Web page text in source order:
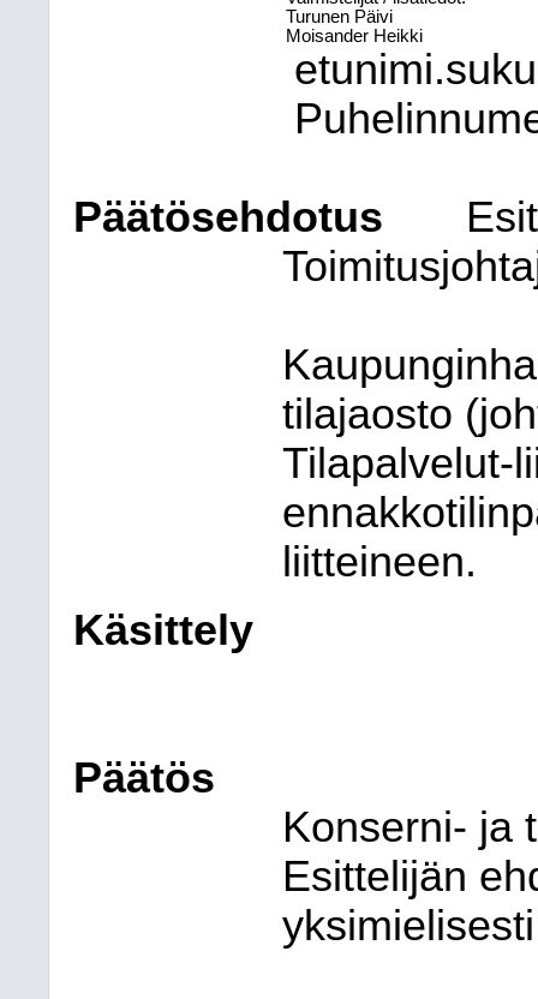
Turunen Päivi
Moisander Heikki
Päätösehdotus
tilajaosto
Tilapalvelut-
liitteineen.
Käsittely
Päätös
Konserni- ja
Esittelijän